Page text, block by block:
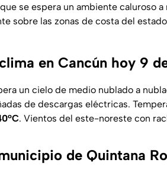
se espera un ambiente caluroso
sobre las zonas de costa del
en Cancún hoy 9
un cielo de medio nublado a
de descargas eléctricas.
. Vientos del este-noreste con
de Quintana